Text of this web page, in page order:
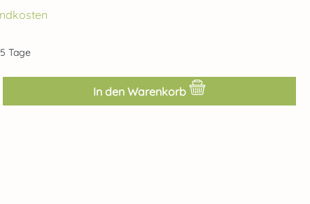
Tage
den gewünschten Wert ein oder
In den Warenkorb